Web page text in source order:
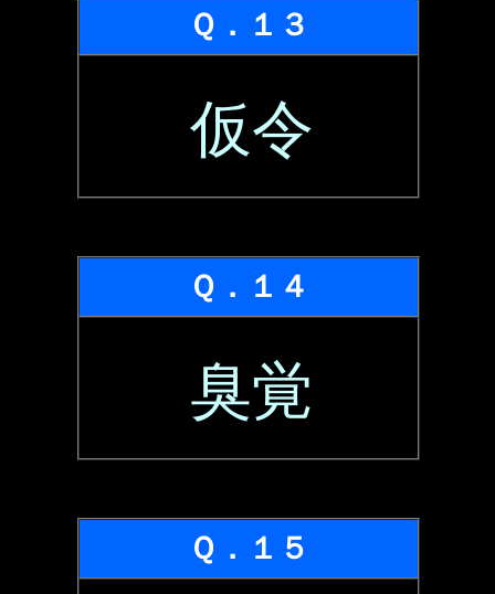
Ｑ．１３
仮令
Ｑ．１４
臭覚
Ｑ．１５